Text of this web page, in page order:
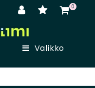
0
Valikko